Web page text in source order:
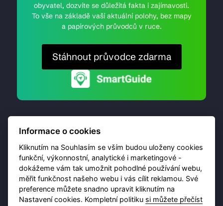
obyvatel, dozvíte se důležitá fakta i zajímavosti.
To vše na základě vaší aktuální polohy, bez mapy
a papírových průvodců v ruce.
Stáhnout průvodce zdarma
© 2026 Destinační portál provozujeBrána Jihlavy,
příspěvková organizace. Všechna práva vyhrazena.
Informace o cookies
Kliknutím na Souhlasím se vším budou uloženy cookies
funkční, výkonnostní, analytické i marketingové -
dokážeme vám tak umožnit pohodlné používání webu,
měřit funkčnost našeho webu i vás cílit reklamou. Své
preference můžete snadno upravit kliknutím na
Nastavení cookies. Kompletní politiku si můžete přečíst